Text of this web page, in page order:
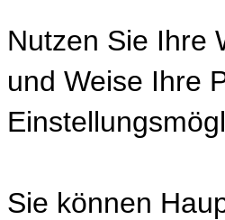
Nutzen Sie Ihre
und Weise Ihre
Sie können